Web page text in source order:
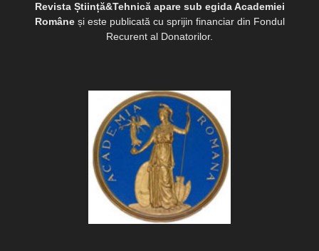
Revista Știință&Tehnică apare sub egida Academiei
Româneși este publicată cu sprijin financiar din Fondul
Recurent al Donatorilor.